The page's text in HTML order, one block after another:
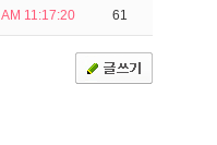
AM 11:17:20 61